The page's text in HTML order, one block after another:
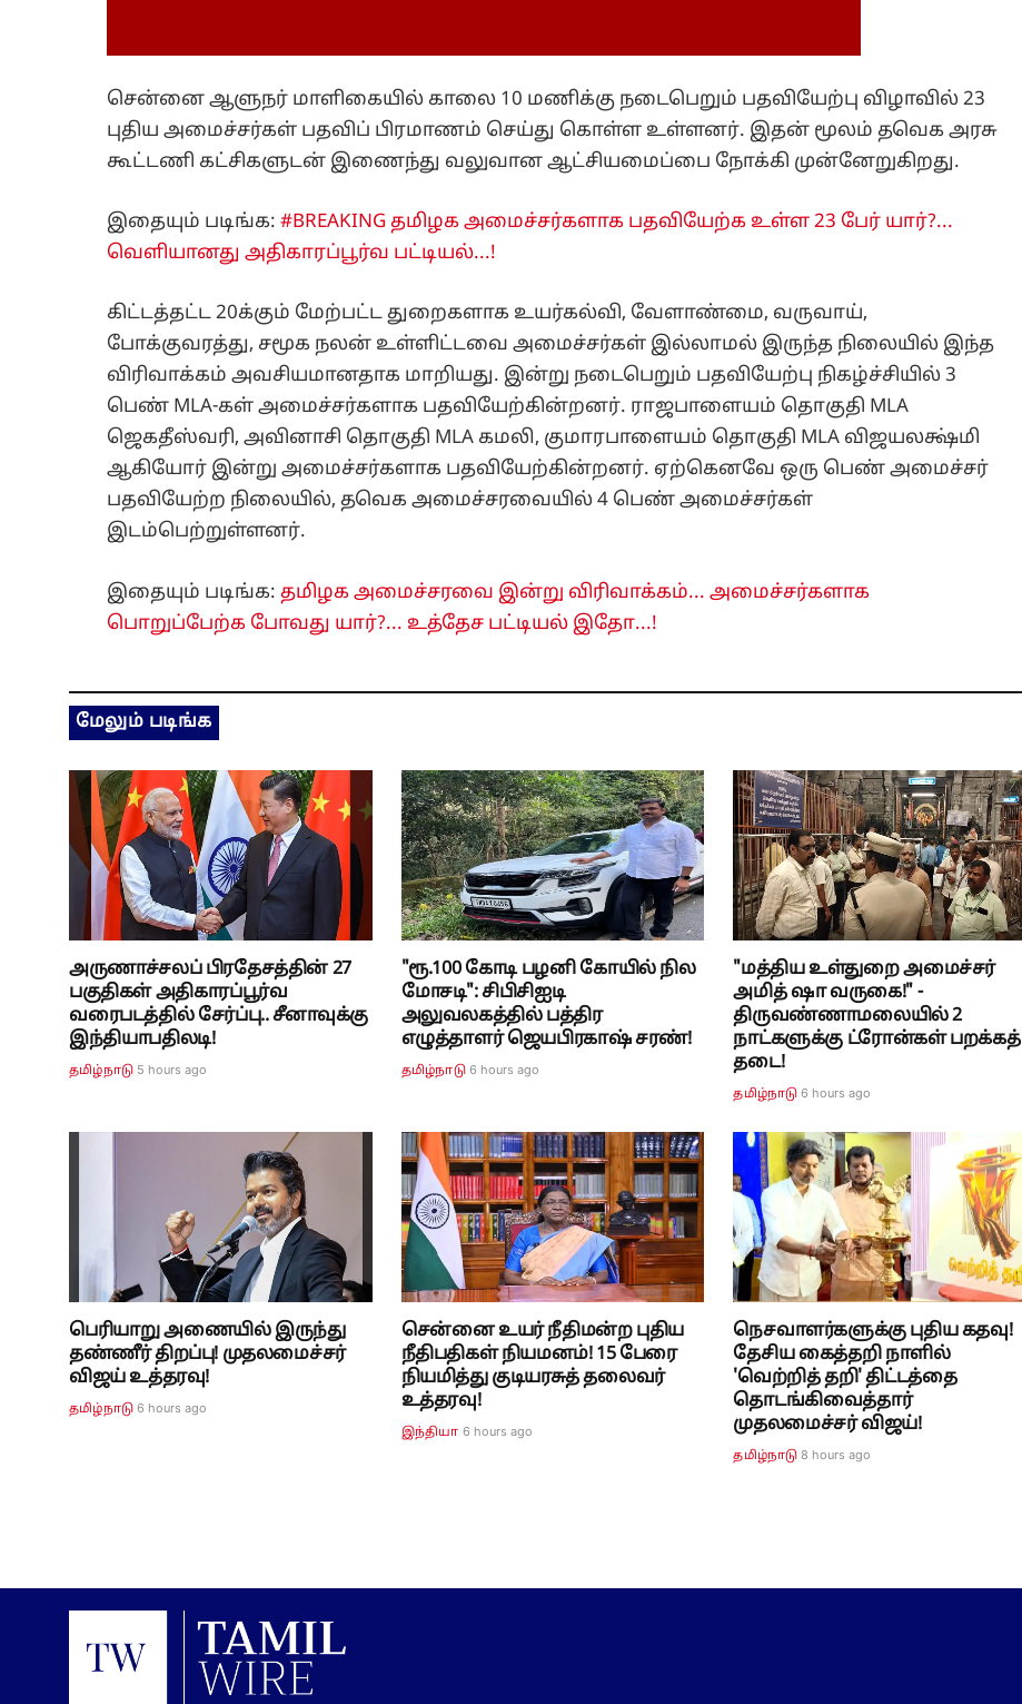
சென்னை ஆளுநர் மாளிகையில் காலை 10 மணிக்கு நடைபெறும் பதவியேற்பு விழாவில் 23
புதிய அமைச்சர்கள் பதவிப் பிரமாணம் செய்து கொள்ள உள்ளனர். இதன் மூலம் தவெக அரசு
கூட்டணி கட்சிகளுடன் இணைந்து வலுவான ஆட்சியமைப்பை நோக்கி முன்னேறுகிறது.
இதையும் படிங்க:#BREAKING தமிழக அமைச்சர்களாக பதவியேற்க உள்ள 23 பேர் யார்?...
வெளியானது அதிகாரப்பூர்வ பட்டியல்...!
கிட்டத்தட்ட 20க்கும் மேற்பட்ட துறைகளாக உயர்கல்வி, வேளாண்மை, வருவாய்,
போக்குவரத்து, சமூக நலன் உள்ளிட்டவை அமைச்சர்கள் இல்லாமல் இருந்த நிலையில் இந்த
விரிவாக்கம் அவசியமானதாக மாறியது. இன்று நடைபெறும் பதவியேற்பு நிகழ்ச்சியில் 3
பெண் MLA-கள் அமைச்சர்களாக பதவியேற்கின்றனர். ராஜபாளையம் தொகுதி MLA
ஜெகதீஸ்வரி, அவினாசி தொகுதி MLA கமலி, குமாரபாளையம் தொகுதி MLA விஜயலக்ஷ்மி
ஆகியோர் இன்று அமைச்சர்களாக பதவியேற்கின்றனர். ஏற்கெனவே ஒரு பெண் அமைச்சர்
பதவியேற்ற நிலையில், தவெக அமைச்சரவையில் 4 பெண் அமைச்சர்கள்
இடம்பெற்றுள்ளனர்.
இதையும் படிங்க:தமிழக அமைச்சரவை இன்று விரிவாக்கம்... அமைச்சர்களாக
பொறுப்பேற்க போவது யார்?... உத்தேச பட்டியல் இதோ...!
மேலும் படிங்க
அருணாச்சலப் பிரதேசத்தின் 27
பகுதிகள் அதிகாரப்பூர்வ
வரைபடத்தில் சேர்ப்பு.. சீனாவுக்கு
இந்தியாபதிலடி!
தமிழ்நாடு 5 hours ago
"ரூ.100 கோடி பழனி கோயில் நில
மோசடி": சிபிசிஐடி
அலுவலகத்தில் பத்திர
எழுத்தாளர் ஜெயபிரகாஷ் சரண்!
தமிழ்நாடு 6 hours ago
"மத்திய உள்துறை அமைச்சர்
அமித் ஷா வருகை!" -
திருவண்ணாமலையில் 2
நாட்களுக்கு ட்ரோன்கள் பறக்கத்
தடை!
தமிழ்நாடு 6 hours ago
பெரியாறு அணையில் இருந்து
தண்ணீர் திறப்பு! முதலமைச்சர்
விஜய் உத்தரவு!
தமிழ்நாடு 6 hours ago
சென்னை உயர் நீதிமன்ற புதிய
நீதிபதிகள் நியமனம்! 15 பேரை
நியமித்து குடியரசுத் தலைவர்
உத்தரவு!
இந்தியா 6 hours ago
நெசவாளர்களுக்கு புதிய கதவு!
தேசிய கைத்தறி நாளில்
'வெற்றித் தறி' திட்டத்தை
தொடங்கிவைத்தார்
முதலமைச்சர் விஜய்!
தமிழ்நாடு 8 hours ago